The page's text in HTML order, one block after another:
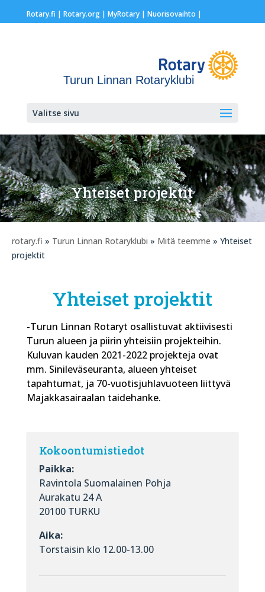
Rotary.fi | Rotary.org| MyRotary | Nuorisovaihto |
Turun Linnan Rotaryklubi
Valitse sivu
Yhteiset projektit
rotary.fi » Turun Linnan Rotaryklubi » Mitä teemme » Yhteiset
projektit
Yhteiset projektit
-Turun Linnan Rotaryt osallistuvat aktiivisesti
Turun alueen ja piirin yhteisiin projekteihin.
Kuluvan kauden 2021-2022 projekteja ovat
mm. Sinileväseuranta, alueen yhteiset
tapahtumat, ja 70-vuotisjuhlavuoteen liittyvä
Majakkasairaalan taidehanke.
Kokoontumistiedot
Paikka:
Ravintola Suomalainen Pohja
Aurakatu 24 A
20100 TURKU
Aika:
Torstaisin klo 12.00-13.00